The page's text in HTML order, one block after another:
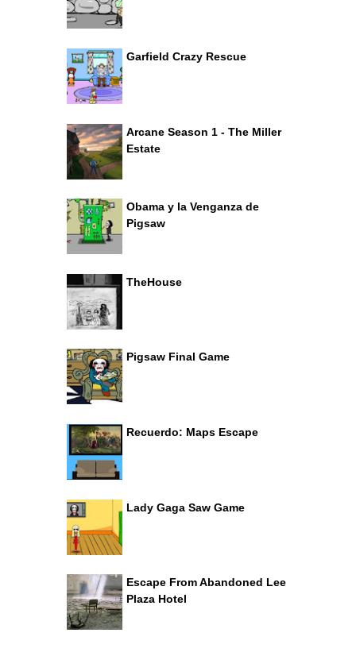
Garfield Crazy Rescue
Arcane Season 1 - The Miller
Estate
Obama y la Venganza de
Pigsaw
TheHouse
Pigsaw Final Game
Recuerdo: Maps Escape
Lady Gaga Saw Game
Escape From Abandoned Lee
Plaza Hotel